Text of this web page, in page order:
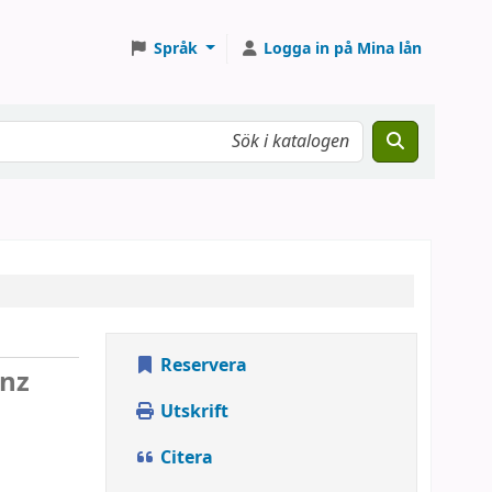
Språk Logga in på Mina lån
Reservera
Utskrift
Citera